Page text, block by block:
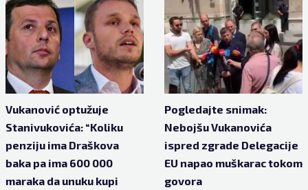
Vukanović optužuje
Stanivukovića: “Koliku
penziju ima Draškova
baka pa ima 600 000
maraka da unuku kupi
Pogledajte snimak:
Nebojšu Vukanovića
ispred zgrade Delegacije
EU napao muškarac tokom
govora